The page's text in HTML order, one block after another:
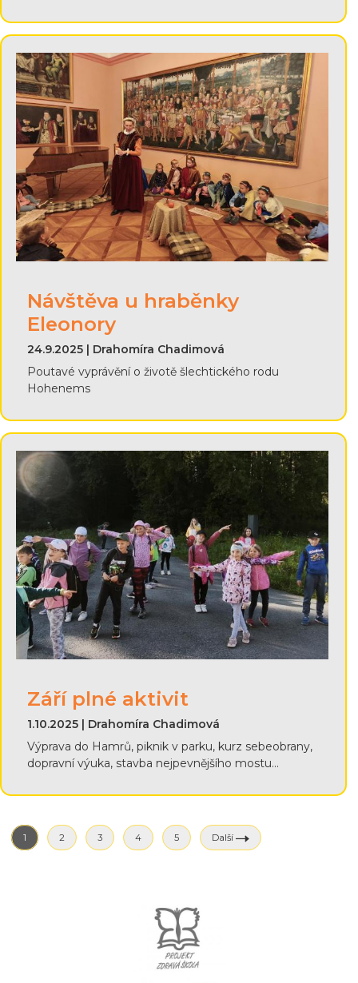
Návštěva u hraběnky
Eleonory
24.9.2025 | Drahomíra Chadimová
Poutavé vyprávění o životě šlechtického rodu
Hohenems
Září plné aktivit
1.10.2025 | Drahomíra Chadimová
Výprava do Hamrů, piknik v parku, kurz sebeobrany,
dopravní výuka, stavba nejpevnějšího mostu...
1 2 3 4 5 Další